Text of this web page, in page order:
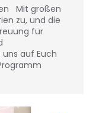
Mit großen
zu, und die
für
auf Euch